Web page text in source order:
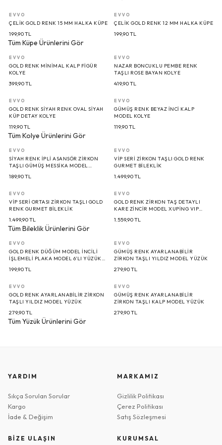
EVVO
ÇELIK GOLD RENK 15 MM HALKA KÜPE
199,90TL
EVVO
ÇELIK GOLD RENK 12 MM HALKA KÜPE
199,90TL
Tüm Küpe Ürünlerini Gör
EVVO
GOLD RENK MINIMAL KALP FIGÜR
KOLYE
399,90TL
EVVO
NAZAR BONCUKLU PEMBE RENK
TAŞLI ROSE BAYAN KOLYE
419,90TL
EVVO
GOLD RENK SIYAH RENK OVAL SIYAH
KÜP DETAY KOLYE
119,90TL
EVVO
GÜMÜŞ RENK BEYAZ İNCI KALP
MODEL KOLYE
119,90TL
Tüm Kolye Ürünlerini Gör
EVVO
SIYAH RENK İPLI ASANSÖR ZIRKON
TAŞLI GÜMÜŞ MESSIKA MODEL
189,90TL
EVVO
VIP SERI ZIRKON TAŞLI GOLD RENK
GURMET BILEKLIK
1.499,90TL
EVVO
VIP SERI ORTASI ZIRKON TAŞLI GOLD
RENK GURMET BILEKLIK
1.499,90TL
EVVO
GOLD RENK ZIRKON TAŞ DETAYLI
KARE ZINCIR MODEL XUPING VIP
1.559,90TL
Tüm Bileklik Ürünlerini Gör
EVVO
GOLD RENK DÜĞÜM MODEL İNCILI
İŞLEMELI PLAKA MODEL 6’LI YÜZÜK
199,90TL
EVVO
GÜMÜŞ RENK AYARLANABILIR
ZIRKON TAŞLI YILDIZ MODEL YÜZÜK
279,90TL
EVVO
GOLD RENK AYARLANABILIR ZIRKON
TAŞLI YILDIZ MODEL YÜZÜK
279,90TL
EVVO
GÜMÜŞ RENK AYARLANABILIR
ZIRKON TAŞLI KALP MODEL YÜZÜK
279,90TL
Tüm Yüzük Ürünlerini Gör
YARDIM
Sıkça Sorulan Sorular
Kargo
İade & Değişim
MARKAMIZ
Gizlilik Politikası
Çerez Politikası
Satış Sözleşmesi
BİZE ULAŞIN KURUMSAL